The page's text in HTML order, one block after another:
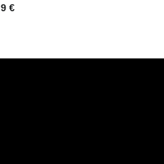
Preis mit MwSt.
9 €